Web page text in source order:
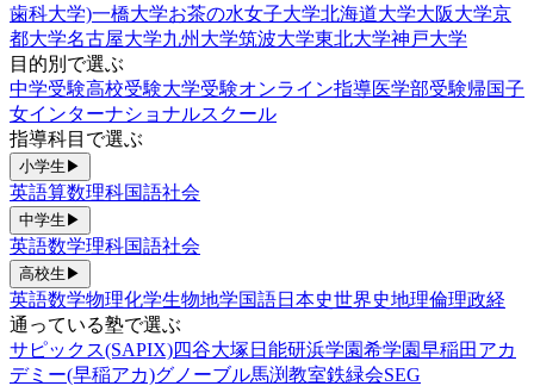
歯科大学)一橋大学お茶の水女子大学北海道大学大阪大学京
都大学名古屋大学九州大学筑波大学東北大学神戸大学
目的別で選ぶ
中学受験高校受験大学受験オンライン指導医学部受験帰国子
女インターナショナルスクール
指導科目で選ぶ
小学生 ▶
英語算数理科国語社会
中学生 ▶
英語数学理科国語社会
高校生 ▶
英語数学物理化学生物地学国語日本史世界史地理倫理政経
通っている塾で選ぶ
サピックス(SAPIX)四谷大塚 日能研浜学園希学園早稲田アカ
デミー(早稲アカ)グノーブル馬渕教室鉄緑会SEG